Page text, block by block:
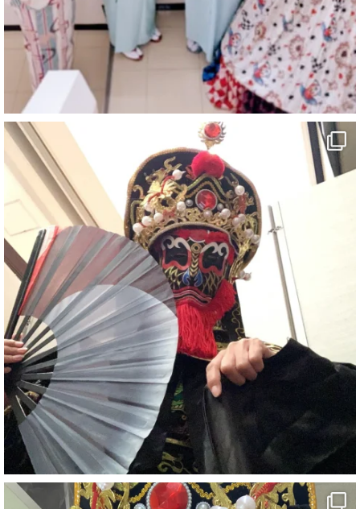
「マジシャン和歌山旅 白浜町・三段壁洞窟」
#企業公式がお疲れ様を言い合う
#旅行好きな人と繋がりたい
#一人旅
#女性マジシャン
#出張マジック
#マジシャン派遣
#イリュージョン
#和歌山県
#白浜町
#変面ショー
#イベント
#宴会
#余興
2 X
さらに読み込む